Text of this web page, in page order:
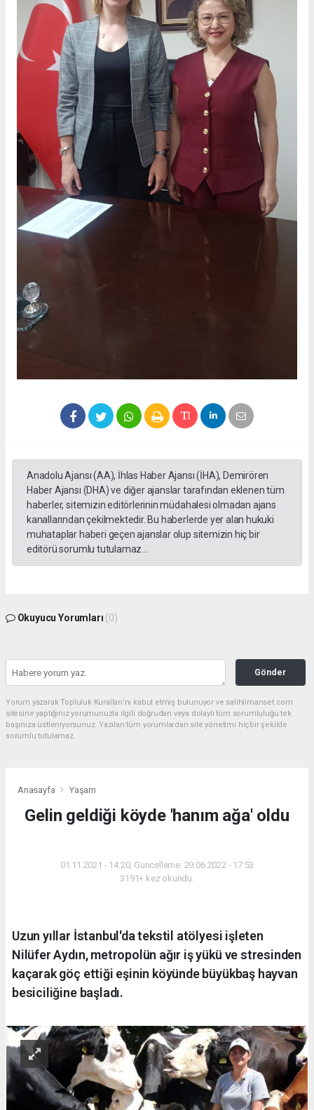
Anadolu Ajansı (AA), İhlas Haber Ajansı (İHA), Demirören
Haber Ajansı (DHA) ve diğer ajanslar tarafından eklenen tüm
haberler, sitemizin editörlerinin müdahalesi olmadan ajans
kanallarından çekilmektedir. Bu haberlerde yer alan hukuki
muhataplar haberi geçen ajanslar olup sitemizin hiç bir
editörü sorumlu tutulamaz...
Okuyucu Yorumları (0)
Gönder
Yorum yazarak Topluluk Kuralları’nı kabul etmiş bulunuyor ve salihlimanset.com
sitesine yaptığınız yorumunuzla ilgili doğrudan veya dolaylı tüm sorumluluğu tek
başınıza üstleniyorsunuz. Yazılan tüm yorumlardan site yönetimi hiçbir şekilde
sorumlu tutulamaz.
Anasayfa Yaşam
Gelin geldiği köyde 'hanım ağa' oldu
01.11.2021 - 14:20, Güncelleme: 29.06.2022 - 17:53
3191+ kez okundu.
Uzun yıllar İstanbul'da tekstil atölyesi işleten
Nilüfer Aydın, metropolün ağır iş yükü ve stresinden
kaçarak göç ettiği eşinin köyünde büyükbaş hayvan
besiciliğine başladı.